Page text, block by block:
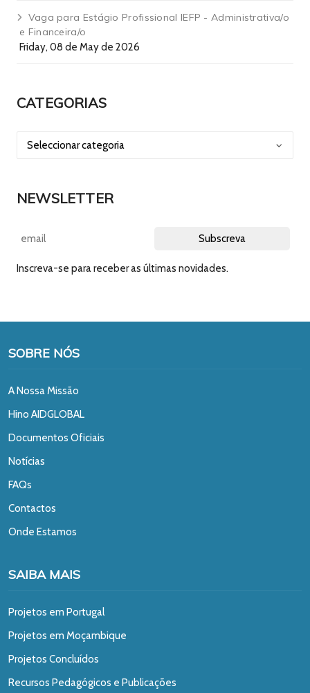
Vaga para Estágio Profissional IEFP - Administrativa/o
e Financeira/o
Friday, 08 de May de 2026
CATEGORIAS
NEWSLETTER
Inscreva-se para receber as últimas novidades.
SOBRE NÓS
A Nossa Missão
Hino AIDGLOBAL
Documentos Oficiais
Notícias
FAQs
Contactos
Onde Estamos
SAIBA MAIS
Projetos em Portugal
Projetos em Moçambique
Projetos Concluídos
Recursos Pedagógicos e Publicações